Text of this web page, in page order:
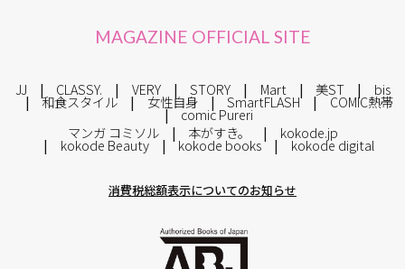
MAGAZINE OFFICIAL SITE
JJ CLASSY. VERY STORY Mart 美ST bis
和食スタイル 女性自身 SmartFLASH COMIC熱帯
comic Pureri
マンガ コミソル
本がすき。 kokode.jp
kokode Beauty kokode books kokode digital
消費税総額表示についてのお知らせ